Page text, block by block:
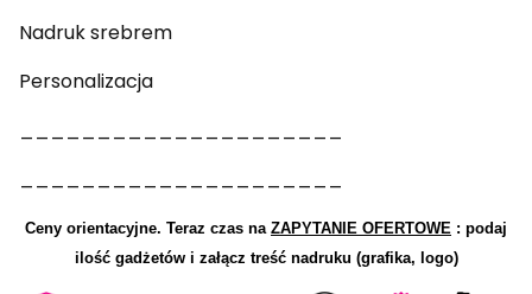
Nadruk srebrem
Personalizacja
Ceny orientacyjne. Teraz czas na ZAPYTANIE OFERTOWE : podaj
ilość gadżetów i załącz treść nadruku (grafika, logo)